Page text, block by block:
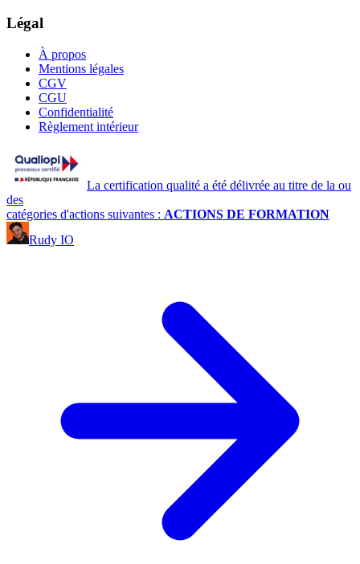
Légal
À propos
Mentions légales
CGV
CGU
Confidentialité
Règlement intérieur
La certification qualité a été délivrée au titre de la ou
des
catégories d'actions suivantes : ACTIONS DE FORMATION
Rudy IO